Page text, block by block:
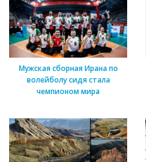
Мужская сборная Ирана по
волейболу сидя стала
чемпионом мира